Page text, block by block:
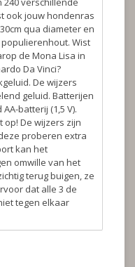
ook jouw hondenras
qua diameter en
Wist
de Mona Lisa in
Da Vinci?
De wijzers
geluid. Batterijen
batterij (1,5 V).
op! De wijzers zijn
proberen extra
kan het
omwille van het
terug buigen, ze
dat alle 3 de
tegen elkaar